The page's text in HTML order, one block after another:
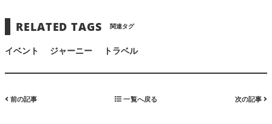
RELATED TAGS 関連タグ
イベント ジャーニー トラベル
前の記事 一覧へ戻る 次の記事